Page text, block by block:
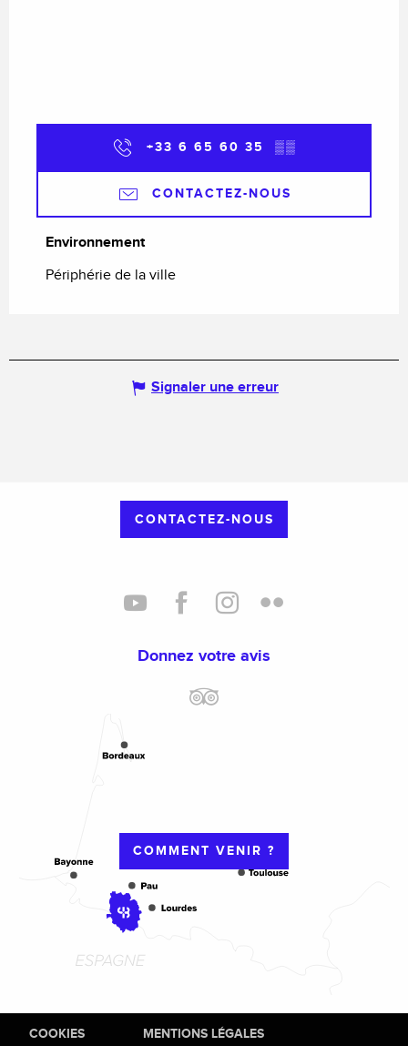
+33 6 65 60 35 ▒▒
CONTACTEZ-NOUS
Environnement
Environnement
Périphérie de la ville
Signaler une erreur
CONTACTEZ-NOUS
Donnez votre avis
COMMENT VENIR ?
COOKIES MENTIONS LÉGALES